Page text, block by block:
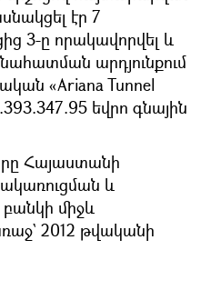
էր 7
3-ը որակավորվել և
արդյունքում
«Ariana Tunnel
եվրո գնային
Հայաստանի
և
միջև
2012 թվականի